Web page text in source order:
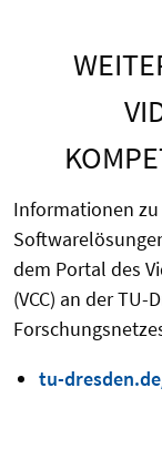
Informationen
dem Portal des
(VCC) an der
tu-